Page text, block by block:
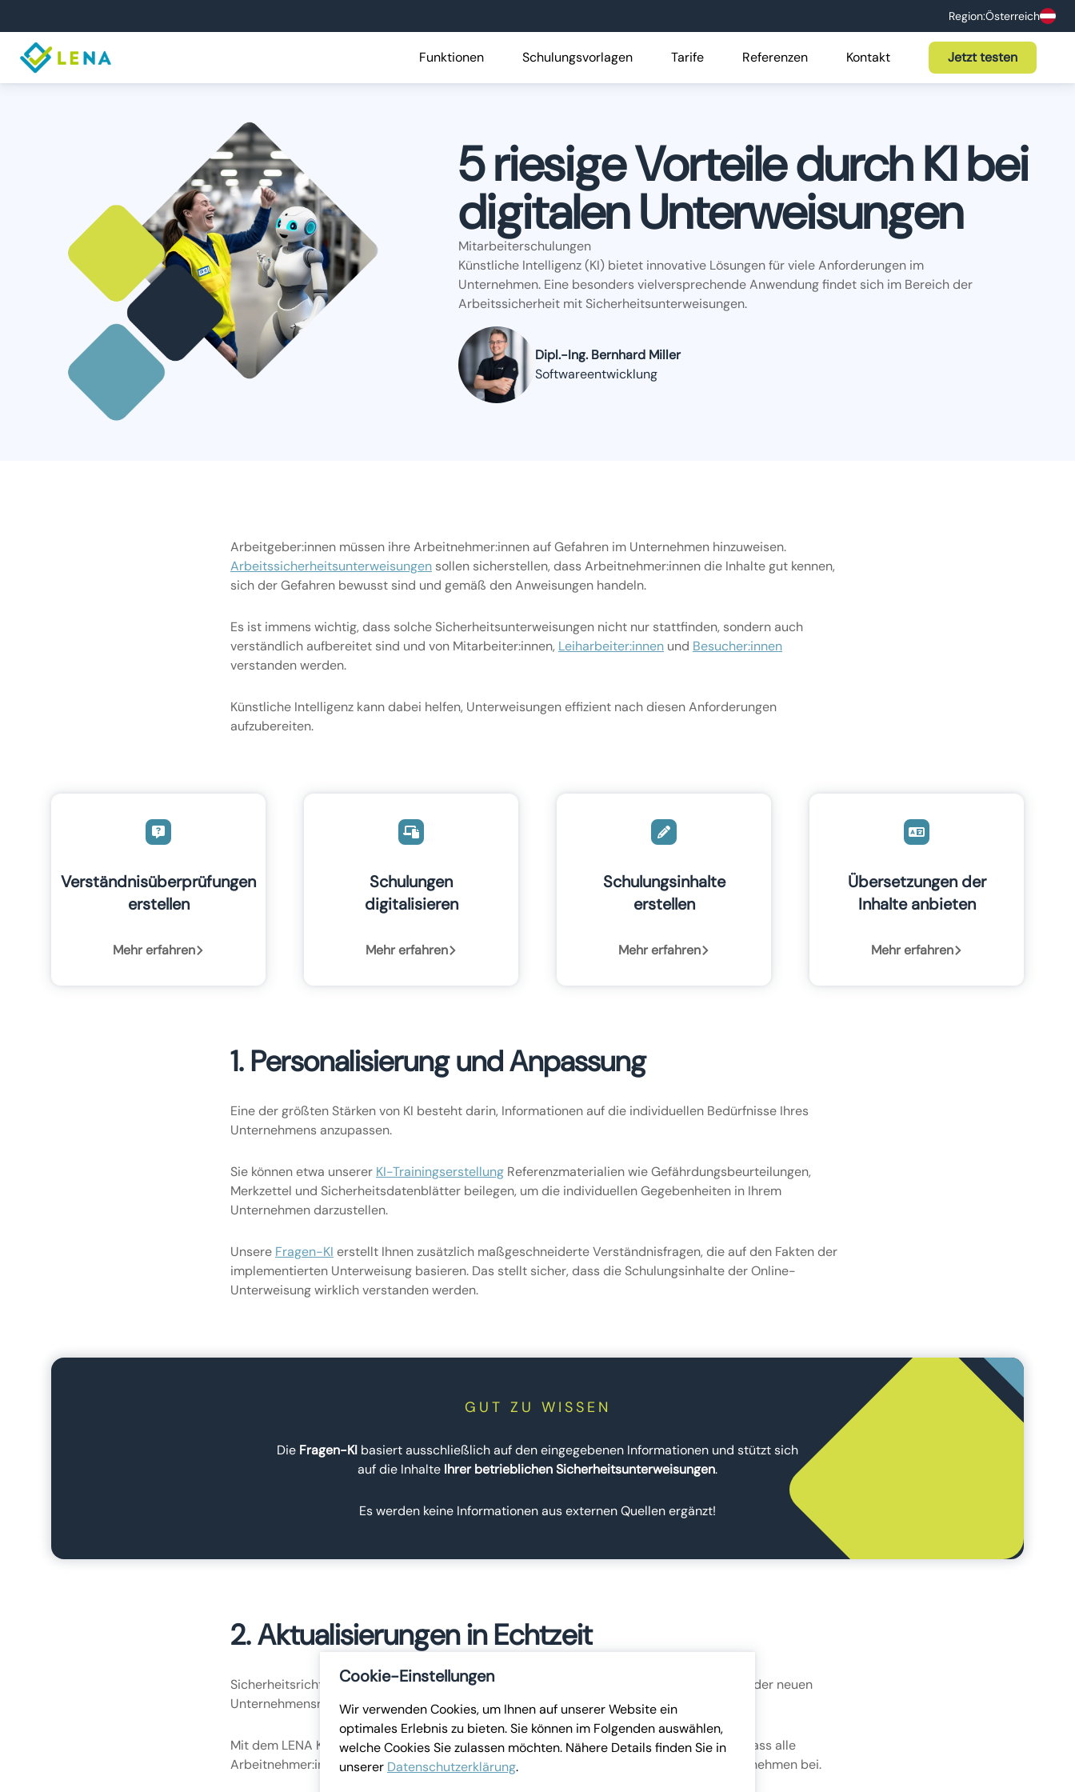
Region:Österreich
Funktionen Schulungsvorlagen Tarife Referenzen Kontakt Jetzt testen
5 riesige Vorteile durch KI bei
digitalen Unterweisungen
Mitarbeiterschulungen
Künstliche Intelligenz (KI) bietet innovative Lösungen für viele Anforderungen im
Unternehmen. Eine besonders vielversprechende Anwendung findet sich im Bereich der
Arbeitssicherheit mit Sicherheitsunterweisungen.
Dipl.-Ing. Bernhard Miller
Softwareentwicklung
Arbeitgeber:innen müssen ihre Arbeitnehmer:innen auf Gefahren im Unternehmen hinzuweisen.
Arbeitssicherheitsunterweisungen sollen sicherstellen, dass Arbeitnehmer:innen die Inhalte gut kennen,
sich der Gefahren bewusst sind und gemäß den Anweisungen handeln.
Es ist immens wichtig, dass solche Sicherheitsunterweisungen nicht nur stattfinden, sondern auch
verständlich aufbereitet sind und von Mitarbeiter:innen, Leiharbeiter:innen und Besucher:innen
verstanden werden.
Künstliche Intelligenz kann dabei helfen, Unterweisungen effizient nach diesen Anforderungen
aufzubereiten.
Verständnisüberprüfungen
erstellen
Mehr erfahren
Schulungen
digitalisieren
Mehr erfahren
Schulungsinhalte
erstellen
Mehr erfahren
Übersetzungen der
Inhalte anbieten
Mehr erfahren
1. Personalisierung und Anpassung
Eine der größten Stärken von KI besteht darin, Informationen auf die individuellen Bedürfnisse Ihres
Unternehmens anzupassen.
Sie können etwa unserer KI-Trainingserstellung Referenzmaterialien wie Gefährdungsbeurteilungen,
Merkzettel und Sicherheitsdatenblätter beilegen, um die individuellen Gegebenheiten in Ihrem
Unternehmen darzustellen.
Unsere Fragen-KI erstellt Ihnen zusätzlich maßgeschneiderte Verständnisfragen, die auf den Fakten der
implementierten Unterweisung basieren. Das stellt sicher, dass die Schulungsinhalte der Online-
Unterweisung wirklich verstanden werden.
GUT ZU WISSEN
Die Fragen-KI basiert ausschließlich auf den eingegebenen Informationen und stützt sich
auf die Inhalte Ihrer betrieblichen Sicherheitsunterweisungen.
Es werden keine Informationen aus externen Quellen ergänzt!
2. Aktualisierungen in Echtzeit
Sicherheitsrichtlinien ändern sich regelmäßig, sei es aufgrund von Gesetzesänderungen oder neuen
Unternehmensrichtlinien.
Mit dem LENA KI-Toolkit kann sehr rasch darauf reagiert werden. So wird sichergestellt, dass alle
Arbeitnehmer:innen stets auf dem neuesten Stand sind. Das trägt zur Sicherheit im Unternehmen bei.
Cookie-Einstellungen
Wir verwenden Cookies, um Ihnen auf unserer Website ein
optimales Erlebnis zu bieten. Sie können im Folgenden auswählen,
welche Cookies Sie zulassen möchten. Nähere Details finden Sie in
unserer Datenschutzerklärung.